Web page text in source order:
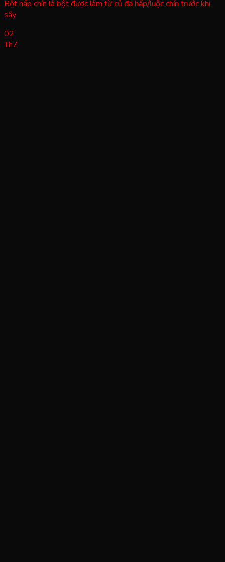
Bột hấp chín là bột được làm từ củ đã hấp/luộc chín trước khi
sấy
02
Th7